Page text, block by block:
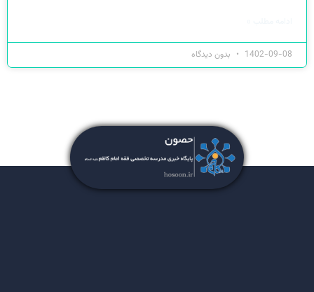
1402-09-08 بدون دیدگاه